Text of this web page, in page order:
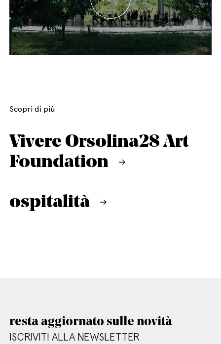
Scopri di più
Vivere Orsolina28 Art
Foundation
ospitalità
resta aggiornato sulle novità
ISCRIVITI ALLA NEWSLETTER